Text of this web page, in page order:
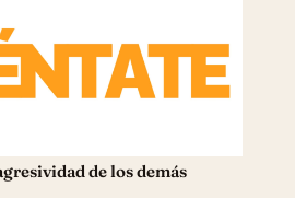
de los demás